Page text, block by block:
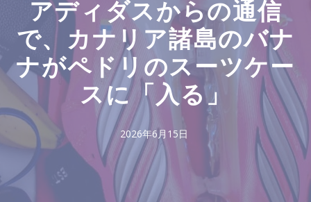
アディダスからの通信
で、カナリア諸島のバナ
ナがペドリのスーツケー
スに「入る」
2026年6月15日